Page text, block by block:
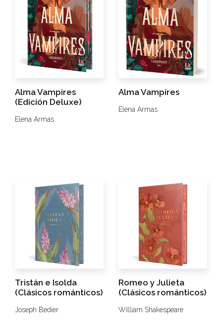
Alma Vampires
(Edición Deluxe)
Elena Armas
Alma Vampires
Elena Armas
Tristán e Isolda
(Clásicos románticos)
Joseph Bédier
Romeo y Julieta
(Clásicos románticos)
William Shakespeare